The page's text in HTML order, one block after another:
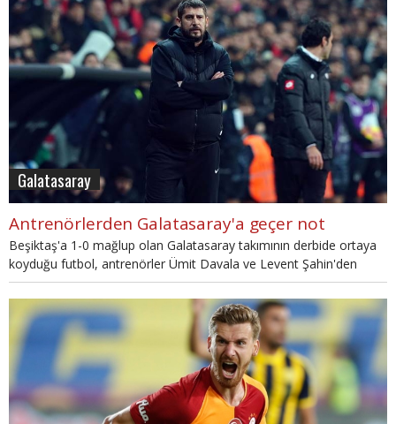
Galatasaray
Antrenörlerden Galatasaray'a geçer not
Beşiktaş'a 1-0 mağlup olan Galatasaray takımının derbide ortaya
koyduğu futbol, antrenörler Ümit Davala ve Levent Şahin'den
olumlu puan aldı.